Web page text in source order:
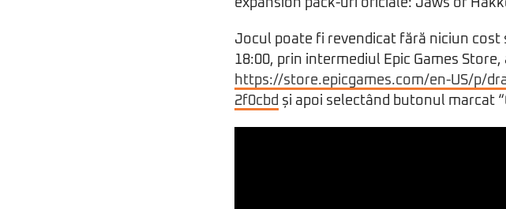
expansion pack-uri oficiale: Jaws of
Jocul poate fi revendicat fără niciun cost
18:00, prin intermediul Epic Games
https://store.epicgames.com/en-US/p/
2f0cbd și apoi selectând butonul marcat